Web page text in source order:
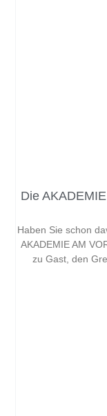
Die
Haben Sie schon
AKADEMIE AM
zu Gast, den